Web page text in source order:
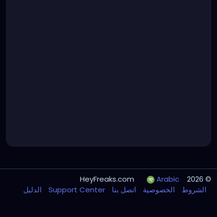
© 2026 HeyFreaks.com
Arabic
الشروط
الخصوصية اتصل بنا Support Center الدليل